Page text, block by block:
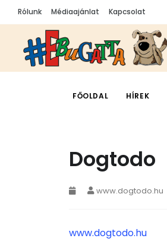
Rólunk Médiaajánlat Kapcsolat
FŐOLDAL HÍREK
Dogtodo
www.dogtodo.hu
www.dogtodo.hu